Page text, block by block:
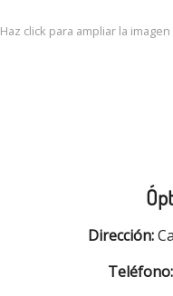
Haz click para ampliar la imagen
Dirección:
Teléfono: